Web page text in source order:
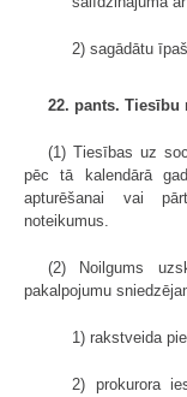
2) sagādātu
22. pants. Tiesību
(1) Tiesības uz
pēc tā kalendārā
apturēšanai vai
noteikumus.
(2) Noilgums
pakalpojumu
1) rakstveida
2) prokurora